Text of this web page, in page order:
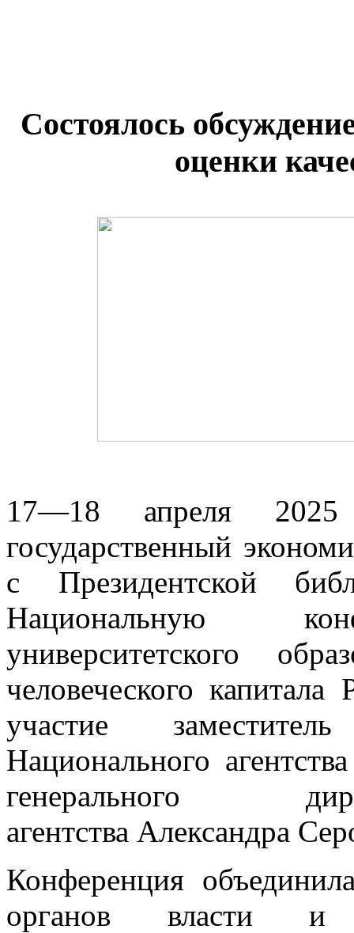
Состоялось
оценки
17—18 апреля 2025
государственный
с Президентской
Национальную
университетского
человеческого
участие
Национального
генерального
агентства Александра
Конференция
органов власти и